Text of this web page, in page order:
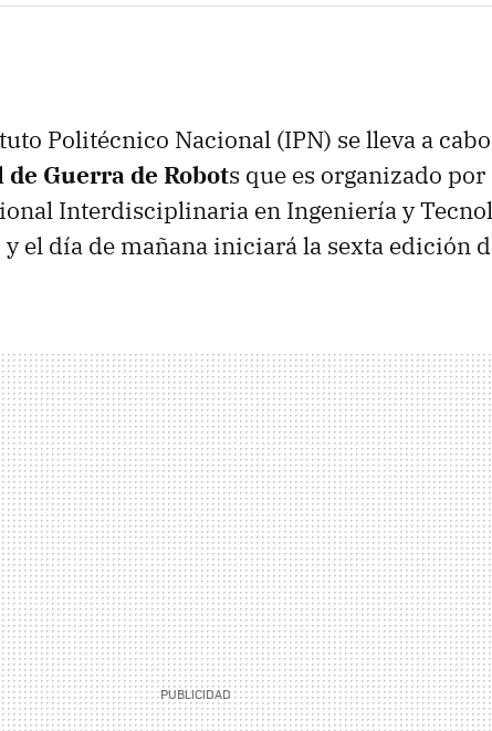
Politécnico Nacional (IPN) se lleva a
Guerra de Robots que es organizado
Interdisciplinaria en Ingeniería y
y el día de mañana iniciará la sexta edición